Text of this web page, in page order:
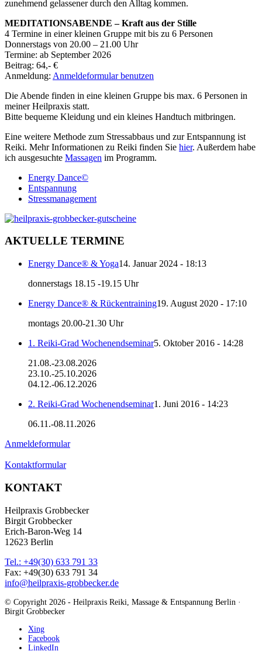
zunehmend gelassener durch den Alltag kommen.
MEDITATIONSABENDE – Kraft aus der Stille
4 Termine in einer kleinen Gruppe mit bis zu 6 Personen
Donnerstags von 20.00 – 21.00 Uhr
Termine: ab September 2026
Beitrag: 64,- €
Anmeldung: Anmeldeformular benutzen
Die Abende finden in eine kleinen Gruppe bis max. 6 Personen in
meiner Heilpraxis statt.
Bitte bequeme Kleidung und ein kleines Handtuch mitbringen.
Eine weitere Methode zum Stressabbaus und zur Entspannung ist
Reiki. Mehr Informationen zu Reiki finden Sie hier. Außerdem habe
ich ausgesuchte Massagen im Programm.
Energy Dance©
Entspannung
Stressmanagement
AKTUELLE TERMINE
Energy Dance® & Yoga14. Januar 2024 - 18:13
donnerstags 18.15 -19.15 Uhr
Energy Dance® & Rückentraining19. August 2020 - 17:10
montags 20.00-21.30 Uhr
1. Reiki-Grad Wochenendseminar5. Oktober 2016 - 14:28
21.08.-23.08.2026
23.10.-25.10.2026
04.12.-06.12.2026
2. Reiki-Grad Wochenendseminar1. Juni 2016 - 14:23
06.11.-08.11.2026
Anmeldeformular
Kontaktformular
KONTAKT
Heilpraxis Grobbecker
Birgit Grobbecker
Erich-Baron-Weg 14
12623 Berlin
Tel.: +49(30) 633 791 33
Fax: +49(30) 633 791 34
info@heilpraxis-grobbecker.de
© Copyright 2026 - Heilpraxis Reiki, Massage & Entspannung Berlin ·
Birgit Grobbecker
Xing
Facebook
LinkedIn